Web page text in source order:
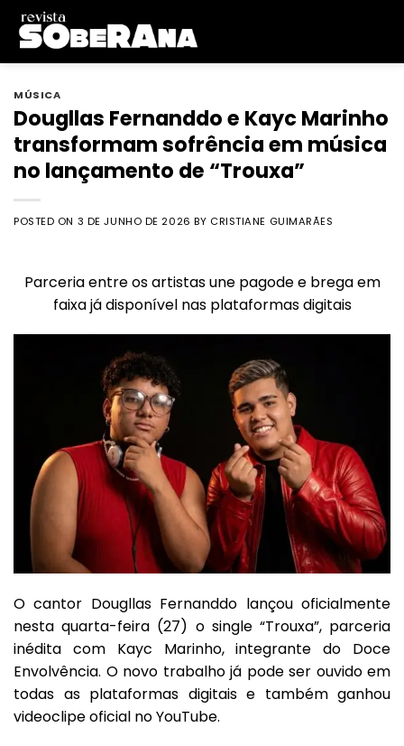
Skip
content
MÚSICA
Dougllas Fernanddo e Kayc Marinho
transformam sofrência em música
no lançamento de “Trouxa”
POSTED ON 3 DE JUNHO DE 2026 BY CRISTIANE GUIMARÃES
Parceria entre os artistas une pagode e brega em
faixa já disponível nas plataformas digitais
O cantor Dougllas Fernanddo lançou oficialmente
nesta quarta-feira (27) o single “Trouxa”, parceria
inédita com Kayc Marinho, integrante do Doce
Envolvência. O novo trabalho já pode ser ouvido em
todas asplataformas digitaise também ganhou
videoclipe oficial noYouTube.